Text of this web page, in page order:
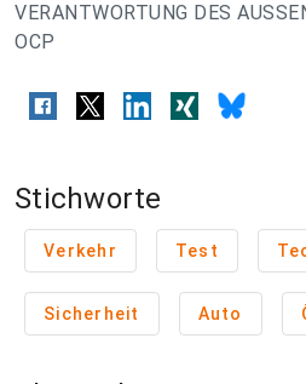
VERANTWORTUNG DES
OCP
Stichworte
Verkehr Test
Sicherheit Auto